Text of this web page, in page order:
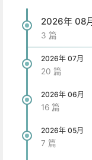
2026年 08
3 篇
2026年 07月
20 篇
2026年 06月
16 篇
2026年 05月
7 篇